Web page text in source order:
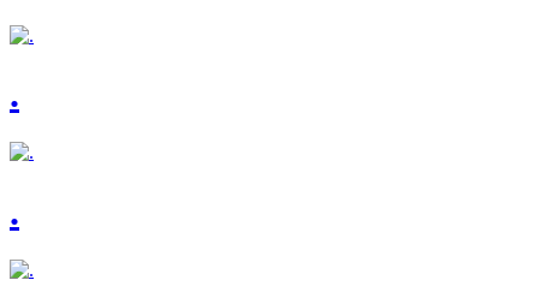
.
.